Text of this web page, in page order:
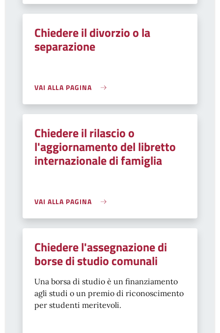
Chiedere il divorzio o la
separazione
VAI ALLA PAGINA
Chiedere il rilascio o
l'aggiornamento del libretto
internazionale di famiglia
VAI ALLA PAGINA
Chiedere l'assegnazione di
borse di studio comunali
Una borsa di studio è un finanziamento
agli studi o un premio di riconoscimento
per studenti meritevoli.